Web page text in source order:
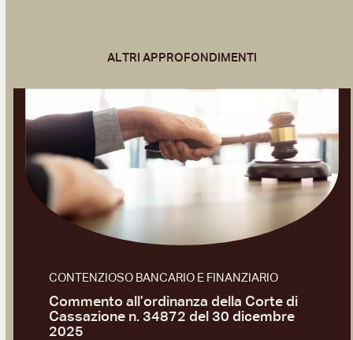
ALTRI APPROFONDIMENTI
CONTENZIOSO BANCARIO E FINANZIARIO
Commento all’ordinanza della Corte di
Cassazione n. 34872 del 30 dicembre
2025